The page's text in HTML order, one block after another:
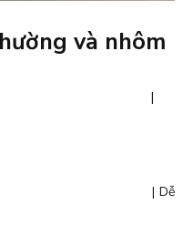
và nhôm
chí |
mặt| Dễ
nhanh